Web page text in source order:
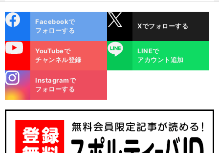
ok
Facebookで
フォローする
Xでフォローする
YouTubeで
チャンネル登録
LINE
LINEで
アカウント追加
m
Instagramで
フォローする